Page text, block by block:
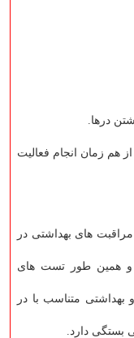
درها.
هم زمان انجام فعالیت
مراقبت های بهداشتی در
و همین طور تست های
متناسب با در
بستگی دارد.